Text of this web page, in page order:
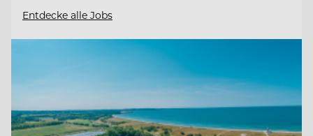
Entdecke alle Jobs